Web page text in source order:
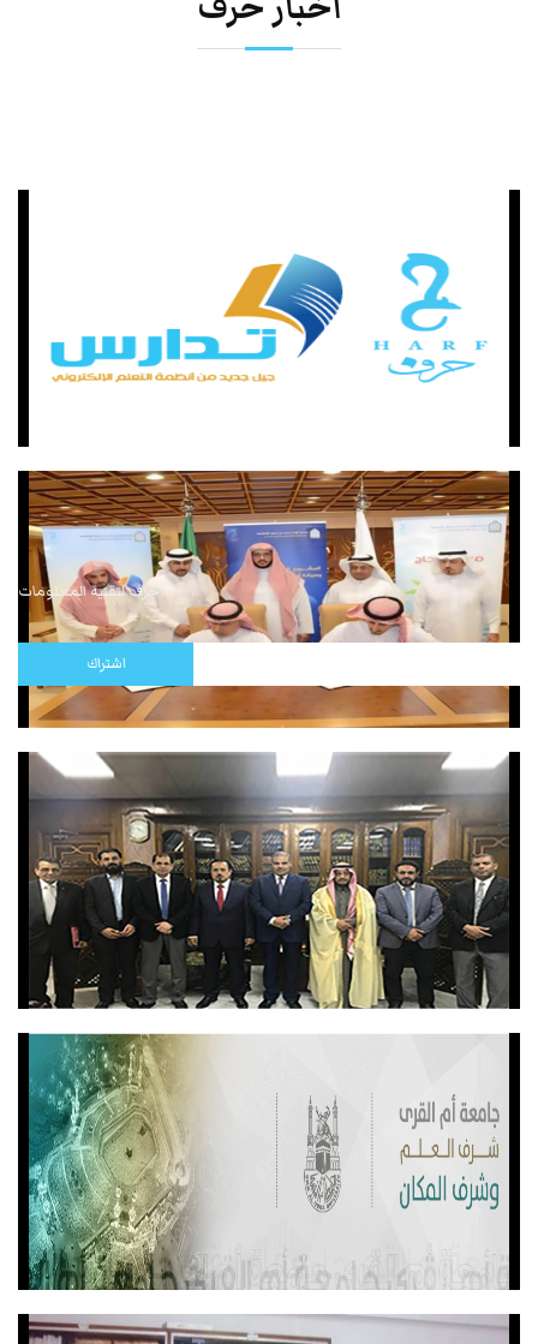
حرف لتقنية المعلومات